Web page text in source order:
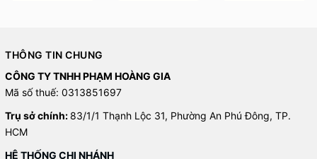
THÔNG TIN CHUNG
CÔNG TY TNHH PHẠM HOÀNG GIA
Mã số thuế: 0313851697
Trụ sở chính: 83/1/1 Thạnh Lộc 31, Phường An Phú Đông, TP.
HCM
HỆ THỐNG CHI NHÁNH